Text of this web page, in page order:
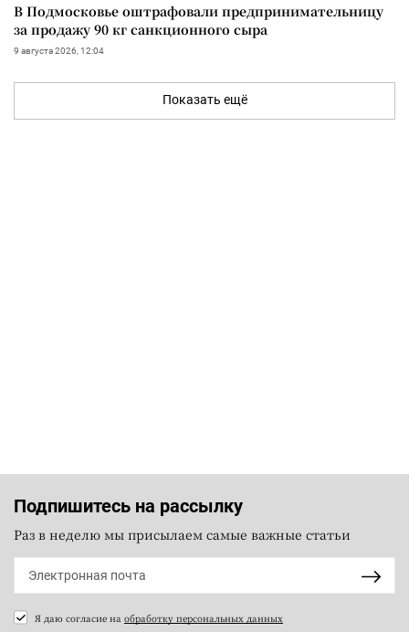
В Подмосковье оштрафовали предпринимательницу
за продажу 90 кг санкционного сыра
9 августа 2026, 12:04
Показать ещё
Подпишитесь на рассылку
Раз в неделю мы присылаем самые важные статьи
Я даю согласие на обработку персональных данных